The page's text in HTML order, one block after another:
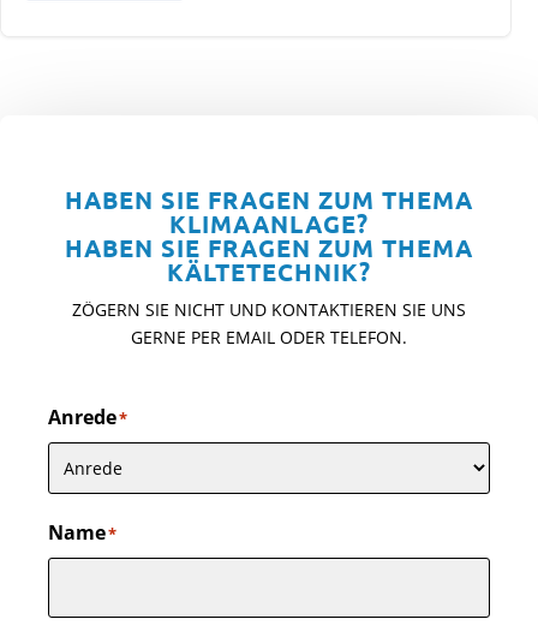
HABEN SIE FRAGEN ZUM THEMA
KLIMAANLAGE?
HABEN SIE FRAGEN ZUM THEMA
KÄLTETECHNIK?
ZÖGERN SIE NICHT UND KONTAKTIEREN SIE UNS
GERNE PER EMAIL ODER TELEFON.
Anrede*
Name*